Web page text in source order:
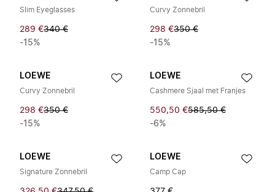
Slim Eyeglasses
289 €340 €
-15%
Curvy Zonnebril
298 €350 €
-15%
LOEWE
Curvy Zonnebril
298 €350 €
-15%
LOEWE
Cashmere Sjaal met Franjes
550,50 €585,50 €
-6%
LOEWE
Signature Zonnebril
LOEWE
Camp Cap